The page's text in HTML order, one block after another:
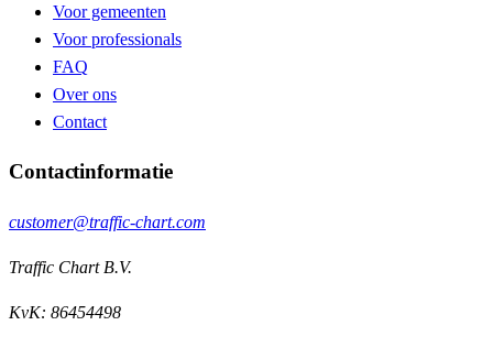
Voor gemeenten
Voor professionals
FAQ
Over ons
Contact
Contactinformatie
customer@traffic-chart.com
Traffic Chart B.V.
KvK: 86454498